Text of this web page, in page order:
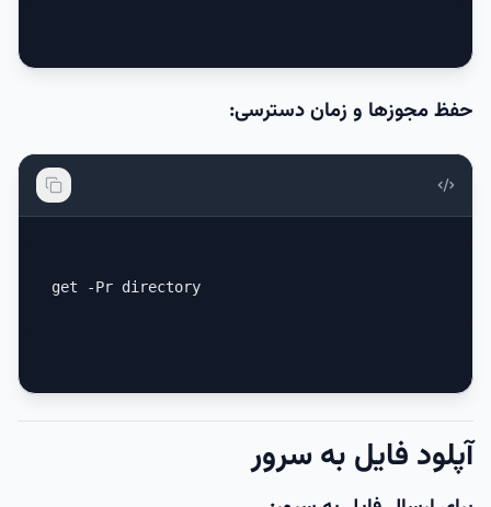
حفظ مجوزها و زمان دسترسی:
get -Pr directory
آپلود فایل به سرور